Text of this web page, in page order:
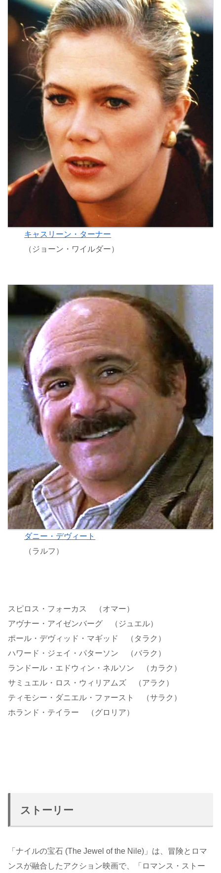
キャスリーン・ターナー
（ジョーン・ワイルダー）
ダニー・デヴィート
（ラルフ）
スピロス・フォーカス （オマー）
アヴナー・アイゼンバーグ （ジュエル）
ポール・デヴィッド・マギッド （タラク）
ハワード・ジェイ・パターソン （バラク）
ランドール・エドウィン・ネルソン （カラク）
サミュエル・ロス・ウィリアムズ （アラク）
ティモシー・ダニエル・ファースト （サラク）
ホランド・テイラー （グロリア）
ストーリー
「ナイルの宝石 (The Jewel of the Nile)」は、冒険とロマ
ンスが融合したアクション映画で、「ロマンス・ストー